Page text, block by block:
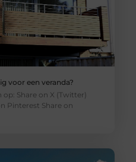
voor een veranda?
Share on X (Twitter)
Pinterest Share on